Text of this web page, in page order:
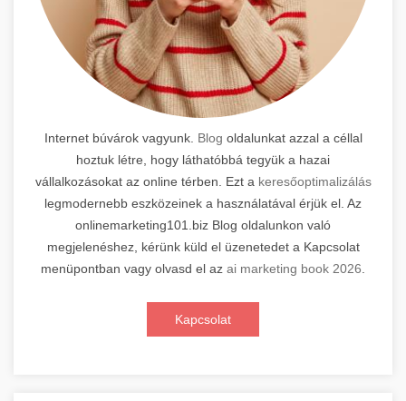
Internet búvárok vagyunk. Blog oldalunkat azzal a céllal
hoztuk létre, hogy láthatóbbá tegyük a hazai
vállalkozásokat az online térben. Ezt a keresőoptimalizálás
legmodernebb eszközeinek a használatával érjük el. Az
onlinemarketing101.biz Blog oldalunkon való
megjelenéshez, kérünk küld el üzenetedet a Kapcsolat
menüpontban vagy olvasd el az ai marketing book 2026
Kapcsolat